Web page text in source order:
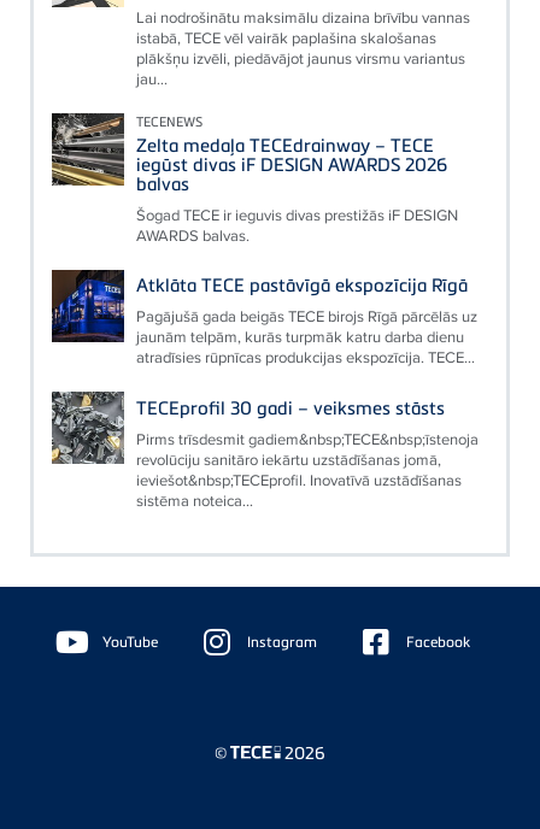
Lai nodrošinātu maksimālu dizaina brīvību vannas
istabā, TECE vēl vairāk paplašina skalošanas
plākšņu izvēli, piedāvājot jaunus virsmu variantus
jau...
TECENEWS
Zelta medaļa TECEdrainway – TECE
iegūst divas iF DESIGN AWARDS 2026
balvas
Šogad TECE ir ieguvis divas prestižās iF DESIGN
AWARDS balvas.
Atklāta TECE pastāvīgā ekspozīcija Rīgā
Pagājušā gada beigās TECE birojs Rīgā pārcēlās uz
jaunām telpām, kurās turpmāk katru darba dienu
atradīsies rūpnīcas produkcijas ekspozīcija. TECE...
TECEprofil 30 gadi – veiksmes stāsts
Pirms trīsdesmit gadiem&nbsp;TECE&nbsp;īstenoja
revolūciju sanitāro iekārtu uzstādīšanas jomā,
ieviešot&nbsp;TECEprofil. Inovatīvā uzstādīšanas
sistēma noteica...
Floating
Sidebar YouTube Instagram Facebook
© 2026